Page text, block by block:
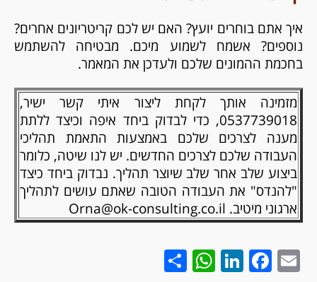
איך אתם בוחרים יועץ? האם יש לכם קריטריונים אחרים?
נוספים? אשמח לשמוע מיכם. מבטיחה להשתמש
בחכמת ההמונים שלכם ולעדכן את המאמר.
מזמינה אותך לקחת ליצור איתי קשר ישיר,
0537739018, כדי לבדוק ביחד איפה וכיצד ללתת
מענה לצרכים שלכם באמצעות התאמת תהליכי
העבודה שלכם לצרכים החדשים. יש לנו שיטה, כלומר
ביצוע שלב אחר שלב שיוצר תהליך. נבדוק ביחד כיצד
"להנדס" את העבודה הטובה שאתם עושים לתהליך
ארגוני מיטיב. Orna@ok-consulting.co.il
Email
Facebook
LinkedIn
WhatsApp